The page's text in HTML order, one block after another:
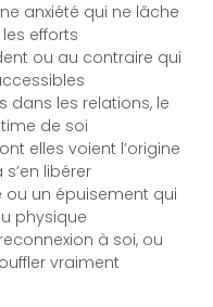
anxiété qui ne lâche
efforts
ou au contraire qui
dans les relations, le
de soi
elles voient l’origine
libérer
ou un épuisement qui
physique
à soi, ou
vraiment